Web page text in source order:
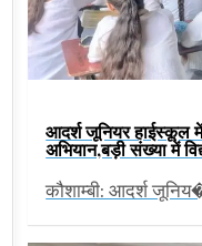
आदर्श जूनियर हाईस्कूल
अभियान,बड़ी संख्या में
कौशाम्बी: आदर्श